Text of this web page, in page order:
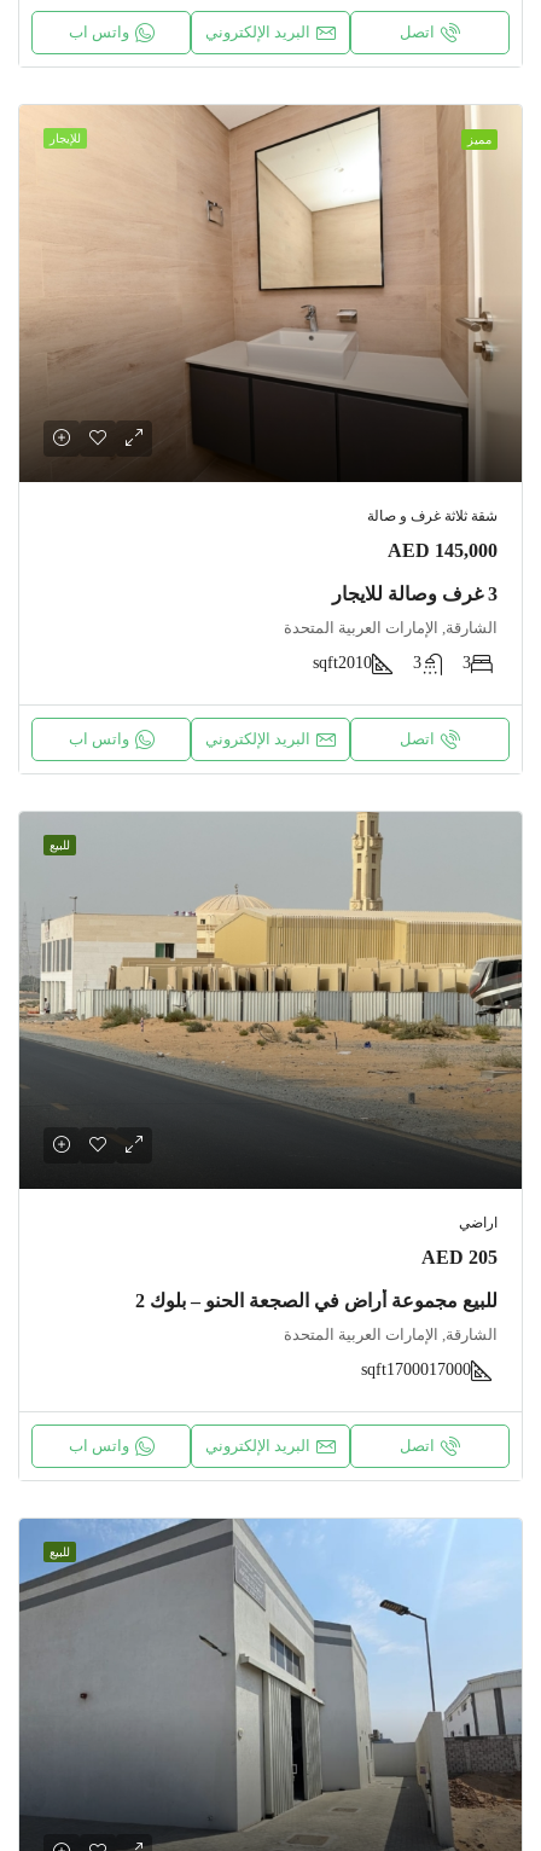
اتصل البريد الإلكتروني واتس اب
مميز للإيجار
شقة ثلاثة غرف و صالة
AED 145,000
3 غرف وصالة للايجار
الشارقة, الإمارات العربية المتحدة
3
3
2010
sqft
اتصل البريد الإلكتروني واتس اب
للبيع
اراضي
AED 205
للبيع مجموعة أراضٍ في الصجعة الحنو – بلوك 2
الشارقة, الإمارات العربية المتحدة
17000
sqft17000
اتصل البريد الإلكتروني واتس اب
للبيع